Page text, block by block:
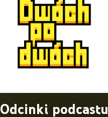
Odcinki podcastu